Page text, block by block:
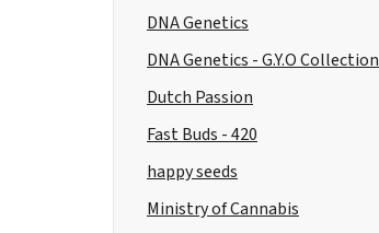
DNA Genetics
DNA Genetics - G.Y.O Collection
Dutch Passion
Fast Buds - 420
happy seeds
Ministry of Cannabis